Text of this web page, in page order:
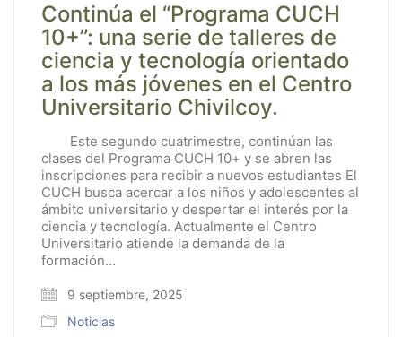
Continúa el “Programa CUCH
10+”: una serie de talleres de
ciencia y tecnología orientado
a los más jóvenes en el Centro
Universitario Chivilcoy.
Este segundo cuatrimestre, continúan las
clases del Programa CUCH 10+ y se abren las
inscripciones para recibir a nuevos estudiantes El
CUCH busca acercar a los niños y adolescentes al
ámbito universitario y despertar el interés por la
ciencia y tecnología. Actualmente el Centro
Universitario atiende la demanda de la
formación…
9 septiembre, 2025
Noticias